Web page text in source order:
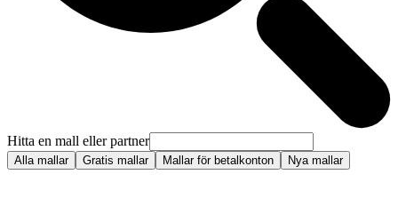
Hitta en mall eller partner
Alla mallar Gratis mallar Mallar för betalkonton Nya mallar